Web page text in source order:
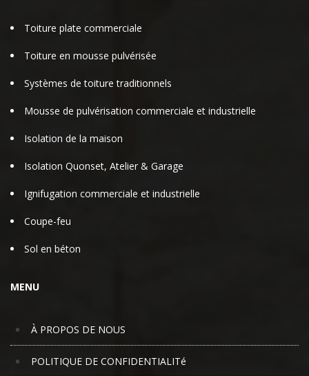
Toiture plate commerciale
Toiture en mousse pulvérisée
Systèmes de toiture traditionnels
Mousse de pulvérisation commerciale et industrielle
Isolation de la maison
Isolation Quonset, Atelier & Garage
Ignifugation commerciale et industrielle
Coupe-feu
Sol en béton
MENU
À PROPOS DE NOUS
POLITIQUE DE CONFIDENTIALITé